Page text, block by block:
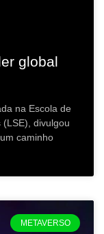
global
na Escola de
divulgou
caminho
METAVERSO